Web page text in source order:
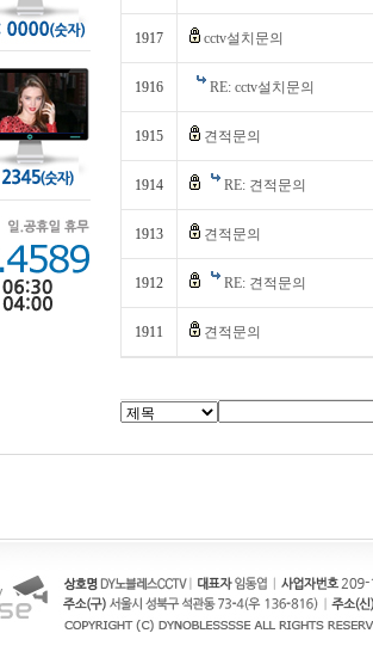
1917 cctv설치문의
1916 RE: cctv설치문의
1915 견적문의
1914 RE: 견적문의
1913 견적문의
1912 RE: 견적문의
1911 견적문의